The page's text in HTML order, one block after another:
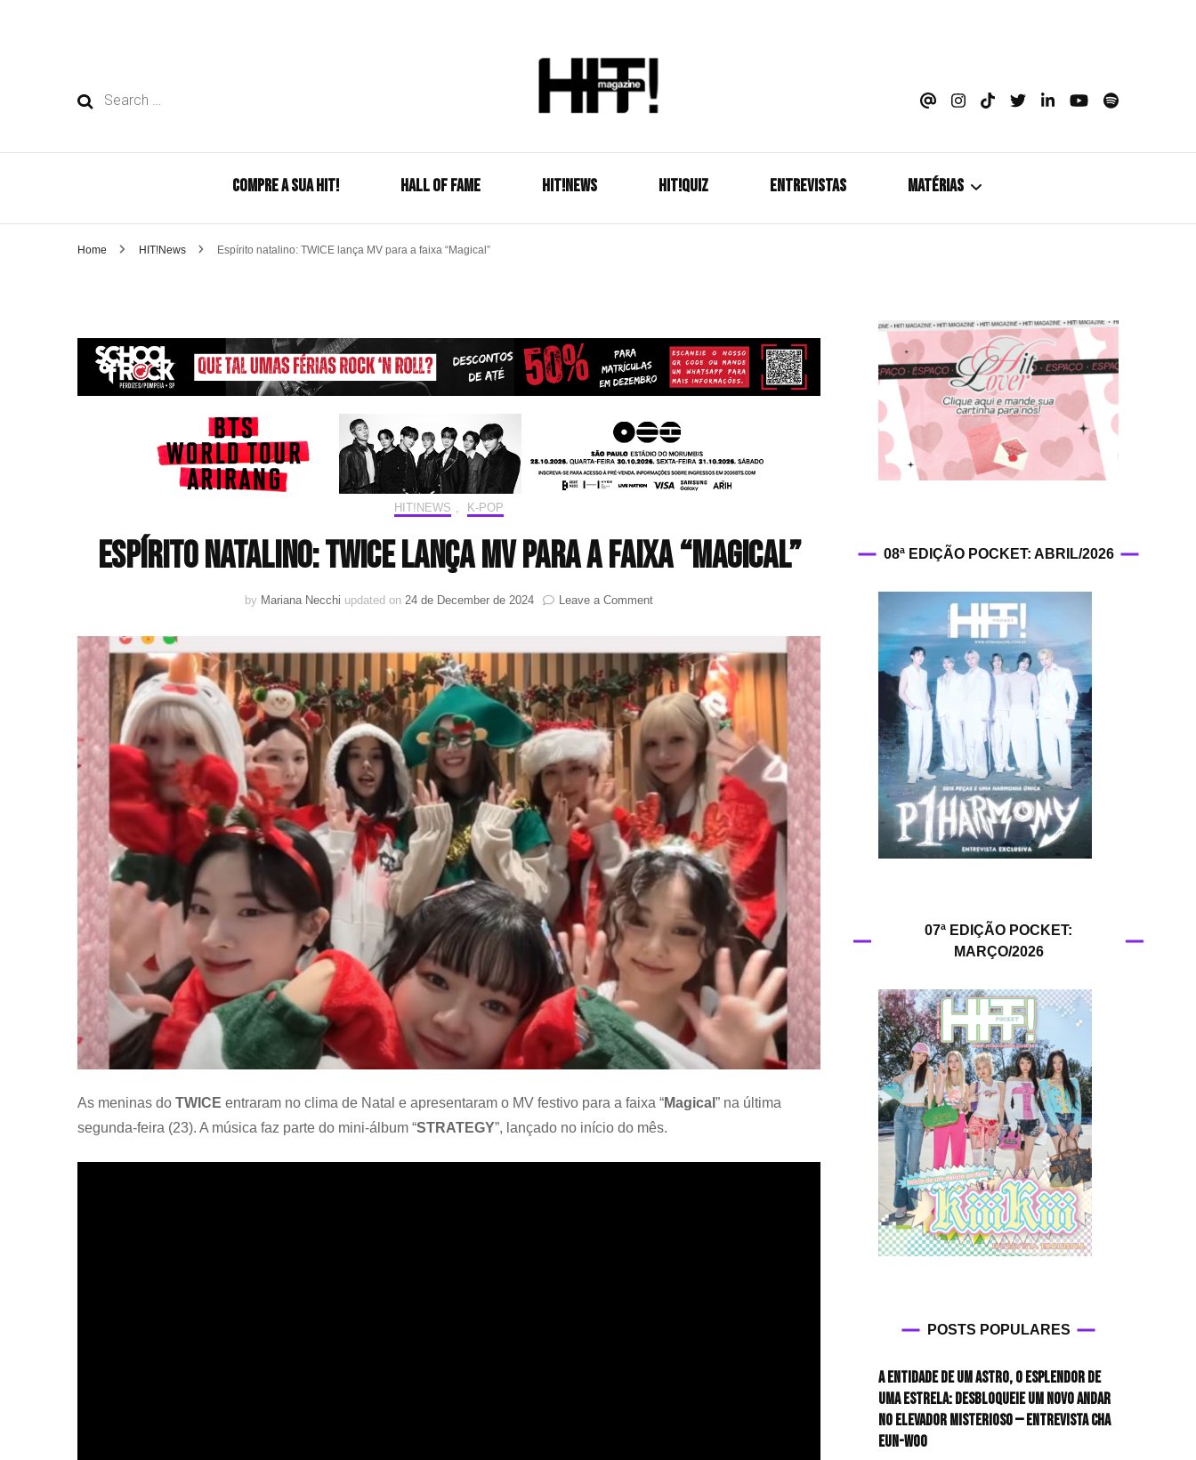
Search
HIT!Magazine
COMPRE A SUA HIT! HALL OF FAME HIT!NEWS HIT!Quiz ENTREVISTAS MATÉRIAS
Coletiva de Imprensa
Drama? HIT!
HIT!Fashion
HIT!Filmes
HIT!Hop
HIT!Leituras
HIT!Diary
HIT!Lyrics
HIT!Politics
HIT!Queer
HIT!Vem aí
Panfletando
Home HIT!News Espírito natalino: TWICE lança MV para a faixa “Magical”
HIT!NEWS K-POP
Espírito natalino: TWICE lança MV para a faixa “Magical”
by Mariana Necchi updated on 24 de December de 2024 Leave a Commenton
TWICE
lança
MV
para
a
faixa
“Magical”
As meninas do TWICE entraram no clima de Natal e apresentaram o MV festivo para a faixa “Magical ” na última
segunda-feira (23). A música faz parte do mini-álbum “STRATEGY”, lançado no início do mês.
08ª EDIÇÃO POCKET: ABRIL/2026
07ª EDIÇÃO POCKET:
MARÇO/2026
POSTS POPULARES
A entidade de um astro, o esplendor de
uma estrela: desbloqueie um novo andar
no elevador misterioso — Entrevista CHA
EUN-WOO